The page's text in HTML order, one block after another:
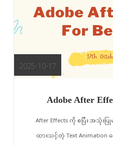
2025-10-17
Adobe After
After Effects ကို စပြီး အ
ထားသင့်တဲ့ Text Animation